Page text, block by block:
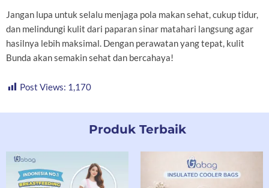
Jangan lupa untuk selalu menjaga pola makan sehat, cukup tidur,
dan melindungi kulit dari paparan sinar matahari langsung agar
hasilnya lebih maksimal. Dengan perawatan yang tepat, kulit
Bunda akan semakin sehat dan bercahaya!
Post Views: 1,170
Produk Terbaik